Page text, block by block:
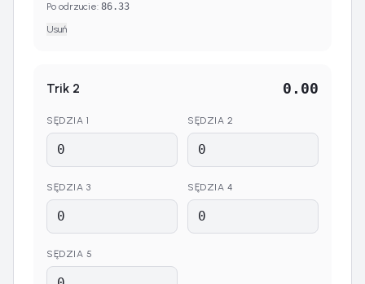
Po odrzucie: 86.33
Usuń
Trik 2 0.00
SĘDZIA 1 SĘDZIA 2
SĘDZIA 3 SĘDZIA 4
SĘDZIA 5